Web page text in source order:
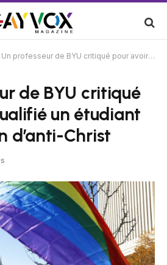
Un professeur de BYU critiqué pour avoir qualifié un étudiant gay mormon d’anti-Christ
de BYU critiqué
un étudiant
d’anti-Christ